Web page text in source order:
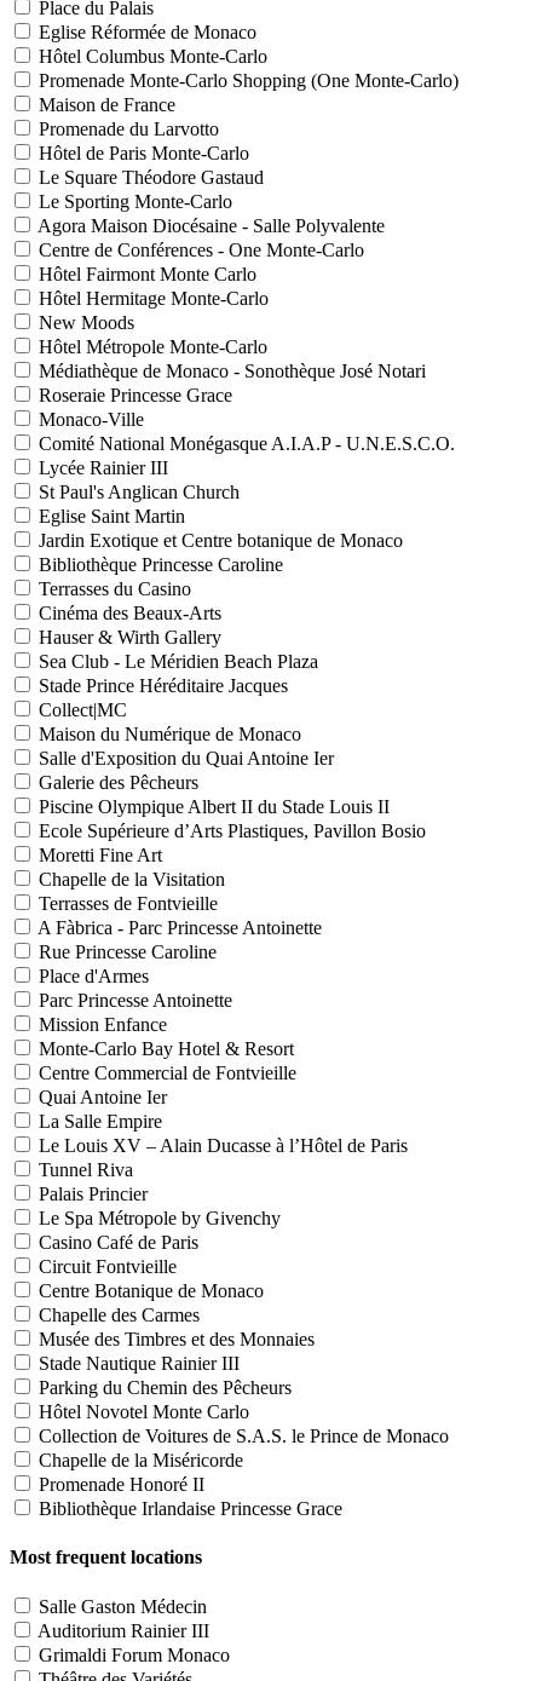
Place du Palais
Eglise Réformée de Monaco
Hôtel Columbus Monte-Carlo
Promenade Monte-Carlo Shopping (One Monte-Carlo)
Maison de France
Promenade du Larvotto
Hôtel de Paris Monte-Carlo
Le Square Théodore Gastaud
Le Sporting Monte-Carlo
Agora Maison Diocésaine - Salle Polyvalente
Centre de Conférences - One Monte-Carlo
Hôtel Fairmont Monte Carlo
Hôtel Hermitage Monte-Carlo
New Moods
Hôtel Métropole Monte-Carlo
Médiathèque de Monaco - Sonothèque José Notari
Roseraie Princesse Grace
Monaco-Ville
Comité National Monégasque A.I.A.P - U.N.E.S.C.O.
Lycée Rainier III
St Paul's Anglican Church
Eglise Saint Martin
Jardin Exotique et Centre botanique de Monaco
Bibliothèque Princesse Caroline
Terrasses du Casino
Cinéma des Beaux-Arts
Hauser & Wirth Gallery
Sea Club - Le Méridien Beach Plaza
Stade Prince Héréditaire Jacques
Collect|MC
Maison du Numérique de Monaco
Salle d'Exposition du Quai Antoine Ier
Galerie des Pêcheurs
Piscine Olympique Albert II du Stade Louis II
Ecole Supérieure d’Arts Plastiques, Pavillon Bosio
Moretti Fine Art
Chapelle de la Visitation
Terrasses de Fontvieille
A Fàbrica - Parc Princesse Antoinette
Rue Princesse Caroline
Place d'Armes
Parc Princesse Antoinette
Mission Enfance
Monte-Carlo Bay Hotel & Resort
Centre Commercial de Fontvieille
Quai Antoine Ier
La Salle Empire
Le Louis XV – Alain Ducasse à l’Hôtel de Paris
Tunnel Riva
Palais Princier
Le Spa Métropole by Givenchy
Casino Café de Paris
Circuit Fontvieille
Centre Botanique de Monaco
Chapelle des Carmes
Musée des Timbres et des Monnaies
Stade Nautique Rainier III
Parking du Chemin des Pêcheurs
Hôtel Novotel Monte Carlo
Collection de Voitures de S.A.S. le Prince de Monaco
Chapelle de la Miséricorde
Promenade Honoré II
Bibliothèque Irlandaise Princesse Grace
Most frequent locations
Salle Gaston Médecin
Auditorium Rainier III
Grimaldi Forum Monaco